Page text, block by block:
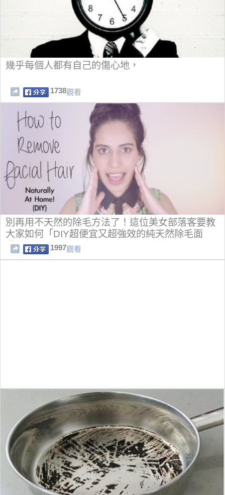
幾乎每個人都有自己的傷心地，
1738觀看
別再用不天然的除毛方法了！這位美女部落客要教
大家如何「DIY超便宜又超強效的純天然除毛面
膜」！
1997觀看